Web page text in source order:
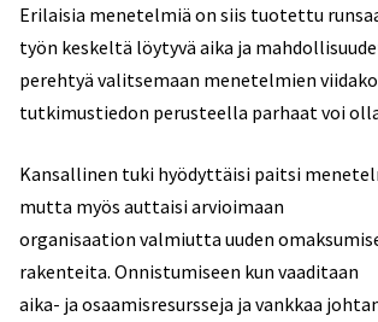
Erilaisia menetelmiä on siis tuotettu
työn keskeltä löytyvä aika ja
perehtyä valitsemaan menetelmien
tutkimustiedon perusteella parhaat voi
Kansallinen tuki hyödyttäisi paitsi
mutta myös auttaisi arvioimaan
organisaation valmiutta uuden
rakenteita. Onnistumiseen kun vaaditaan
aika- ja osaamisresursseja ja vankkaa